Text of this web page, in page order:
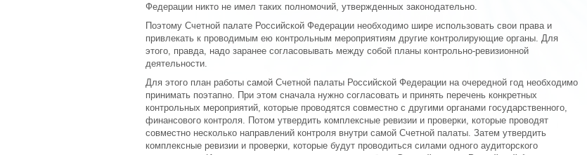
Федерации никто не имел таких полномочий, утвержденных законодательно.
Поэтому Счетной палате Российской Федерации необходимо шире использовать свои права и
привлекать к проводимым ею контрольным мероприятиям другие контролирующие органы. Для
этого, правда, надо заранее согласовывать между собой планы контрольно-ревизионной
деятельности.
Для этого план работы самой Счетной палаты Российской Федерации на очередной год необходимо
принимать поэтапно. При этом сначала нужно согласовать и принять перечень конкретных
контрольных мероприятий, которые проводятся совместно с другими органами государственного,
финансового контроля. Потом утвердить комплексные ревизии и проверки, которые проводят
совместно несколько направлений контроля внутри самой Счетной палаты. Затем утвердить
комплексные ревизии и проверки, которые будут проводиться силами одного аудиторского